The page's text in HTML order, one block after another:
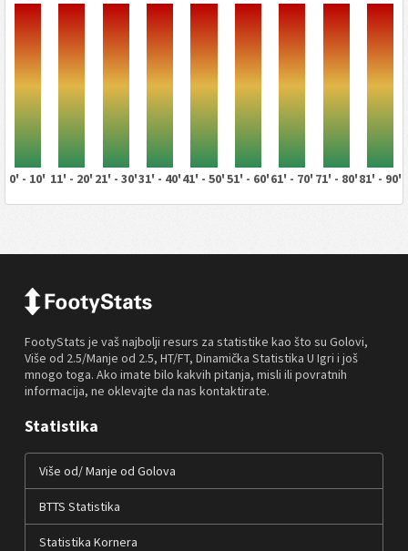
0' - 10' 11' - 20' 21' - 30'31' - 40'41' - 50'51' - 60'61' - 70' 71' - 80'81' - 90'
FootyStats je vaš najbolji resurs za statistike kao što su Golovi,
Više od 2.5/Manje od 2.5, HT/FT, Dinamička Statistika U Igri i još
mnogo toga. Ako imate bilo kakvih pitanja, misli ili povratnih
informacija, ne oklevajte da nas kontaktirate.
Statistika
Više od/ Manje od Golova
BTTS Statistika
Statistika Kornera